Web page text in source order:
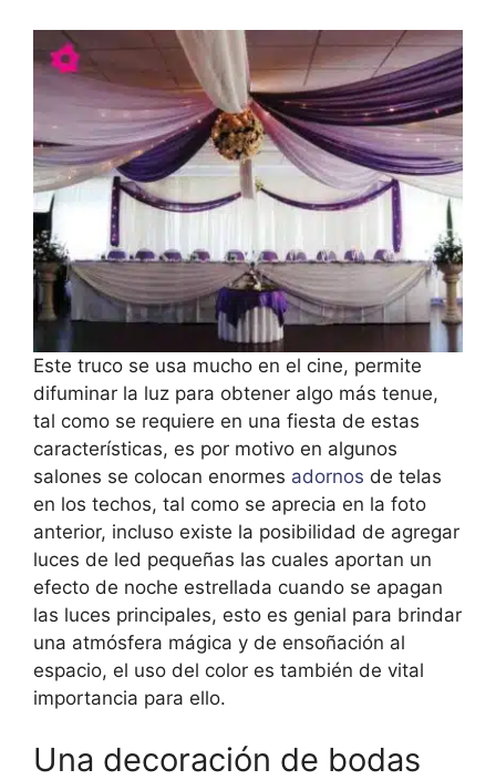
Este truco se usa mucho en el cine, permite
difuminar la luz para obtener algo más tenue,
tal como se requiere en una fiesta de estas
características, es por motivo en algunos
salones se colocan enormes adornos de telas
en los techos, tal como se aprecia en la foto
anterior, incluso existe la posibilidad de agregar
luces de led pequeñas las cuales aportan un
efecto de noche estrellada cuando se apagan
las luces principales, esto es genial para brindar
una atmósfera mágica y de ensoñación al
espacio, el uso del color es también de vital
importancia para ello.
Una decoración de bodas